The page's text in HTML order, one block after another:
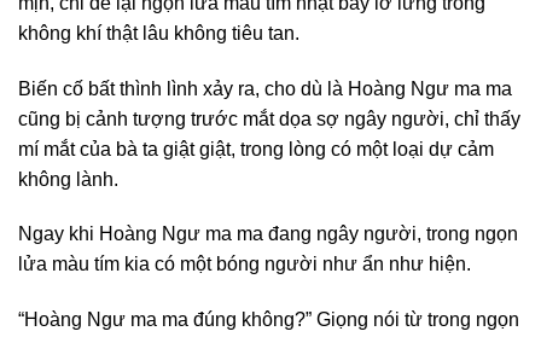
không khí thật lâu không tiêu tan.
Biến cố bất thình lình xảy ra, cho dù là Hoàng Ngư ma ma
cũng bị cảnh tượng trước mắt dọa sợ ngây người, chỉ thấy
mí mắt của bà ta giật giật, trong lòng có một loại dự cảm
không lành.
Ngay khi Hoàng Ngư ma ma đang ngây người, trong ngọn
lửa màu tím kia có một bóng người như ẩn như hiện.
“Hoàng Ngư ma ma đúng không?” Giọng nói từ trong ngọn